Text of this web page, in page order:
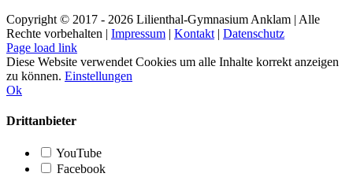
Copyright © 2017 - 2026 Lilienthal-Gymnasium Anklam | Alle
Rechte vorbehalten | Impressum | Kontakt | Datenschutz
Page load link
Diese Website verwendet Cookies um alle Inhalte korrekt anzeigen
zu können. Einstellungen
Ok
Drittanbieter
YouTube
Facebook